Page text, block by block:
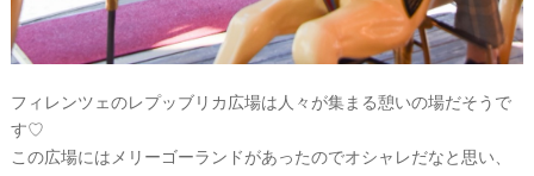
フィレンツェのレプッブリカ広場は人々が集まる憩いの場だそうで
す♡
この広場にはメリーゴーランドがあったのでオシャレだなと思い、
P
A
L